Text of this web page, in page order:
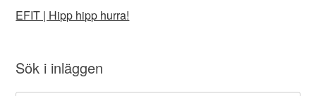
EFIT | Hipp hipp hurra!
Sök i inläggen